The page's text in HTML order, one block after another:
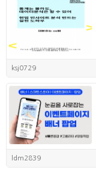
ksj0729
ldm2839